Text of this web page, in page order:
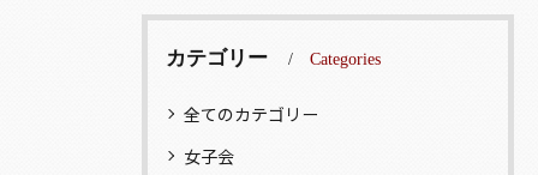
カテゴリー Categories
全てのカテゴリー
女子会